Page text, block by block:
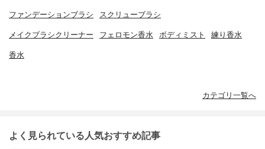
ファンデーションブラシ スクリューブラシ
メイクブラシクリーナー フェロモン香水 ボディミスト 練り香水
香水
カテゴリ一覧へ
よく見られている人気おすすめ記事